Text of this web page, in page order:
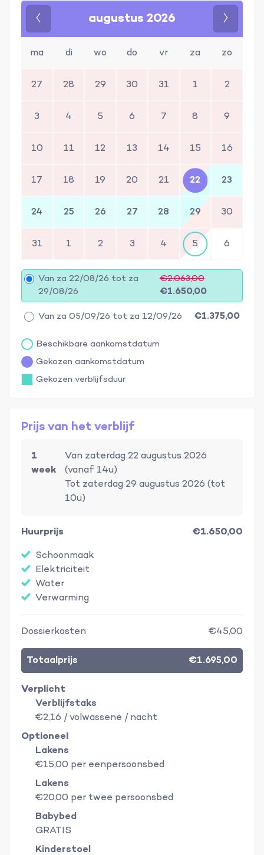
augustus 2026
ma di wo do vr za zo
27 28 29 30 31 1 2
3 4 5 6 7 8 9
10 11 12 13 14 15 16
17 18 19 20 21 22 23
24 25 26 27 28 29 30
31 1 2 3 4 5 6
Van za 22/08/26 tot za
29/08/26
€2.063,00
€1.650,00
Van za 05/09/26 tot za 12/09/26 €1.375,00
Beschikbare aankomstdatum
Gekozen aankomstdatum
Gekozen verblijfsduur
Prijs van het verblijf
1
week
Van zaterdag 22 augustus 2026
(vanaf 14u)
Tot zaterdag 29 augustus 2026 (tot
10u)
Huurprijs
€1.650,00
Schoonmaak
Elektriciteit
Water
Verwarming
Dossierkosten €45,00
Totaalprijs €1.695,00
Verplicht
Verblijfstaks
€2,16 / volwassene / nacht
Optioneel
Lakens
€15,00 per eenpersoonsbed
Lakens
€20,00 per twee persoonsbed
Babybed
GRATIS
Kinderstoel